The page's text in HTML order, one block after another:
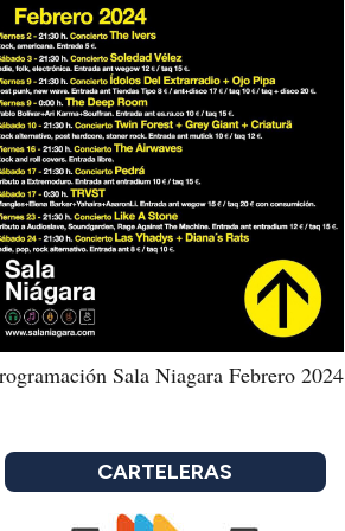
Sala Niagara Febrero 2024
CARTELERAS